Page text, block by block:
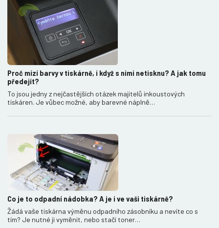
Proč mizí barvy v tiskárně, i když s nimi netisknu? A jak tomu
předejít?
To jsou jedny z nejčastějších otázek majitelů inkoustových
tiskáren. Je vůbec možné, aby barevné náplně…
Co je to odpadní nádobka? A je i ve vaši tiskárně?
Žádá vaše tiskárna výměnu odpadního zásobníku a nevíte co s
tím? Je nutné ji vyměnit, nebo stačí toner…